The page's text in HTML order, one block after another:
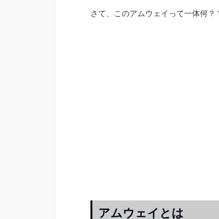
さて、このアムウェイって一体何？
アムウェイとは